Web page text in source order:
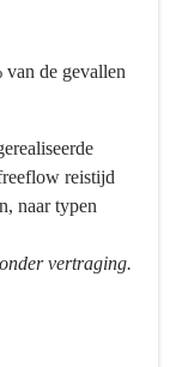
de gevallen
reistijd
naar typen
vertraging.